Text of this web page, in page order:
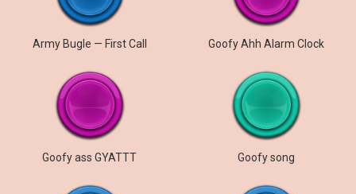
Army Bugle — First Call Goofy Ahh Alarm Clock
Goofy ass GYATTT Goofy song